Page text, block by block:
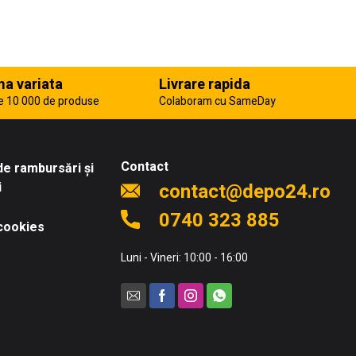
variata
10 000 de produse
Livrare rapida
Colaboram cu SameDay
rambursări și
Contact
contact@depo24.ro
0740 323 885
Luni - Vineri: 10:00 - 16:00